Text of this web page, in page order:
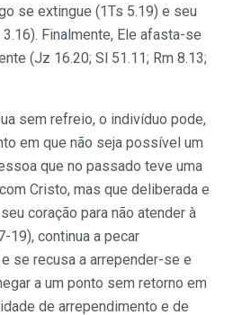
se extingue (1Ts 5.19) e seu
Finalmente, Ele afasta-se
(Jz 16.20; Sl 51.11; Rm 8.13;
sem refreio, o indivíduo pode,
em que não seja possível um
que no passado teve uma
Cristo, mas que deliberada e
coração para não atender à
19), continua a pecar
se recusa a arrepender-se e
a um ponto sem retorno em
de arrependimento e de